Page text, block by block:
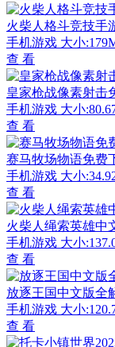
火柴人格斗竞技手
手机游戏 大小
查 看
皇家枪战像素射击
手机游戏 大小
查 看
赛马牧场物语免费
手机游戏 大小
查 看
火柴人绳索英雄中
手机游戏 大小
查 看
放逐王国中文版全
手机游戏 大小
查 看